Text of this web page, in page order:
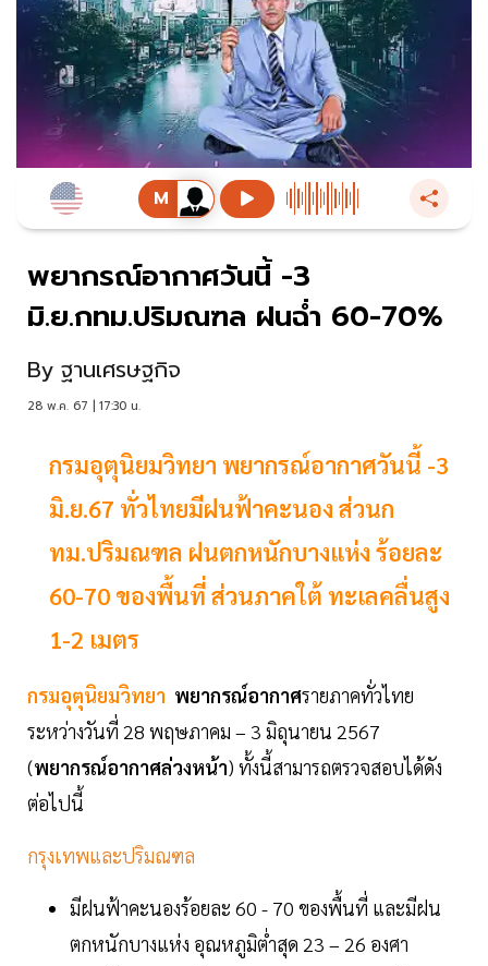
พยากรณ์อากาศวันนี้ -3
มิ.ย.กทม.ปริมณฑล ฝนฉ่ำ 60-70%
By ฐานเศรษฐกิจ
28 พ.ค. 67 | 17:30 น.
กรมอุตุนิยมวิทยา พยากรณ์อากาศวันนี้ -3
มิ.ย.67 ทั่วไทยมีฝนฟ้าคะนอง ส่วนก
ทม.ปริมณฑล ฝนตกหนักบางแห่ง ร้อยละ
60-70 ของพื้นที่ ส่วนภาคใต้ ทะเลคลื่นสูง
1-2 เมตร
กรมอุตุนิยมวิทยา พยากรณ์อากาศรายภาคทั่วไทย
ระหว่างวันที่ 28 พฤษภาคม – 3 มิถุนายน 2567
(พยากรณ์อากาศล่วงหน้า) ทั้งนี้สามารถตรวจสอบได้ดัง
ต่อไปนี้
กรุงเทพและปริมณฑล
มีฝนฟ้าคะนองร้อยละ 60 - 70 ของพื้นที่ และมีฝน
ตกหนักบางแห่ง อุณหภูมิต่ำสุด 23 – 26 องศา